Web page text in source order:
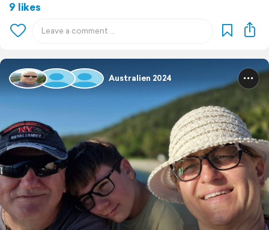
9 likes
Australien 2024